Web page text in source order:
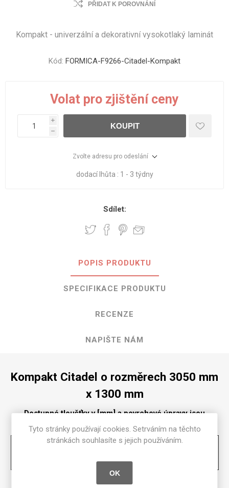
PŘIDAT K POROVNÁNÍ
Kompakt - univerzální a dekorativní vysokotlaký laminát
Kód: FORMICA-F9266-Citadel-Kompakt
Volat pro zjištění ceny
i
h
KOUPIT
Zvolte adresu pro odeslání
dodací lhůta : 1 - 3 týdny
Sdílet:
POPIS PRODUKTU
SPECIFIKACE PRODUKTU
RECENZE
NAPIŠTE NÁM
Kompakt Citadel o rozměrech 3050 mm
x 1300 mm
Dostupné tloušťky v [mm] a povrchové úpravy jsou
uvedeny v tabulce
Tyto stránky používají cookies. Setrváním na těchto
stránkách souhlasíte s jejich používáním.
OK